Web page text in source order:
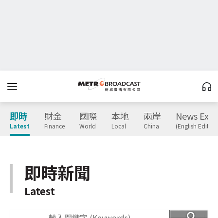
即時
Latest
財金
Finance
國際
World
本地
Local
兩岸
China
News
(English
即時新聞
Latest